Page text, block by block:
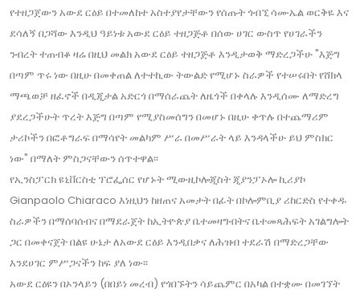
የተዘጋጀውን አውደ ርዕይ በተመለከተ አስተያየታቸውን የሰጡት ጎብኚ ሳሙኤል ወርቅዬ እና
ደሳለኝ በጋሻው እንዲህ ዓይነቱ አውደ ርዕይ ተዘጋጅቶ በሰው ሀገር ውስጥ የሀገራችን
ንብረት ተጠብቆ ዛሬ በዚህ መልክ አውደ ርዕይ ተዘጋጅቶ እንዲታወቅ ማድረጋችሁ "እጅግ
በጣም ጥሩ ነው በዚሁ በመቀጠል ለተተኪው ትውልድ የሚሆኑ ስራዎች የተሠሩበት የሸክላ
ማጫወቻ ዘፈኖች በዲጂታል አድርጎ በማሰራጨት ለዜጎች በቀላሉ እንዲሰሙ ለማድረግ
ያደረጋችሁት ጥረት እጅግ በጣም የሚያስመሰግን በመሆኑ በዚሁ ቀጥሉ በተጨማሪም
ታሪኮችን በፎቶግራፍ በማሳየት መልካም ሥራ በመሥራት ላይ እንዳላችሁ ይህ ምስክር
ነው" በማለት ምስጋናቸውን ሰጥተዋል፡፡
የኢንስፓርክ ዩኒቨርስቲ ፕሮፌሰር የሆኑት ሚውዚኮሎጂስት ጂያንፓኦሎ ኪሪያኮ
Gianpaolo Chiaraco እነዚህን ከዘጠና አመታት በፊት በኮሎምቢያ ሪከርድስ የተቀዱ
ስራዎችን በማሰባሰብና በማደራጀት ከኢትዮጵያ ቤተመዛግብትና ቤተመጻሕፍት አገልግሎት
ጋር በመቀናጀት በልዩ ሁኔታ ለአውደ ርዕይ እንዲበቃና ለሕዝብ ተደራሽ በማድረጋቸው
እንደሀገር ምሥጋናችን ከፍ ያለ ነው፡፡
አውደ ርዕዩን በኦንላይን (በበይነ መረብ) የጎበኙትን ሳይጨምር በአካል በተቋሙ በመገኘት